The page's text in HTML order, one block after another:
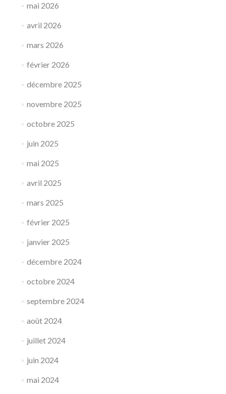
mai 2026
avril 2026
mars 2026
février 2026
décembre 2025
novembre 2025
octobre 2025
juin 2025
mai 2025
avril 2025
mars 2025
février 2025
janvier 2025
décembre 2024
octobre 2024
septembre 2024
août 2024
juillet 2024
juin 2024
mai 2024